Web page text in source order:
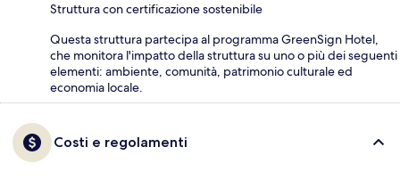
Struttura con certificazione sostenibile
Questa struttura partecipa al programma GreenSign Hotel,
che monitora l'impatto della struttura su uno o più dei seguenti
elementi: ambiente, comunità, patrimonio culturale ed
economia locale.
Costi e regolamenti